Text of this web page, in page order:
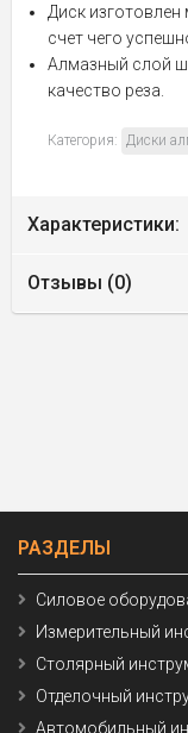
Диск
счет чего
Алмазный слой
качество реза.
Категория: Диски
Характеристики:
Отзывы (0)
РАЗДЕЛЫ
Силовое
Измерительный
Столярный
Отделочный
Автомобильный